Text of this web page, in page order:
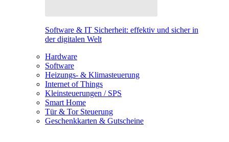
Software & IT Sicherheit: effektiv und sicher in
der digitalen Welt
Hardware
Software
Heizungs- & Klimasteuerung
Internet of Things
Kleinsteuerungen / SPS
Smart Home
Tür & Tor Steuerung
Geschenkkarten & Gutscheine